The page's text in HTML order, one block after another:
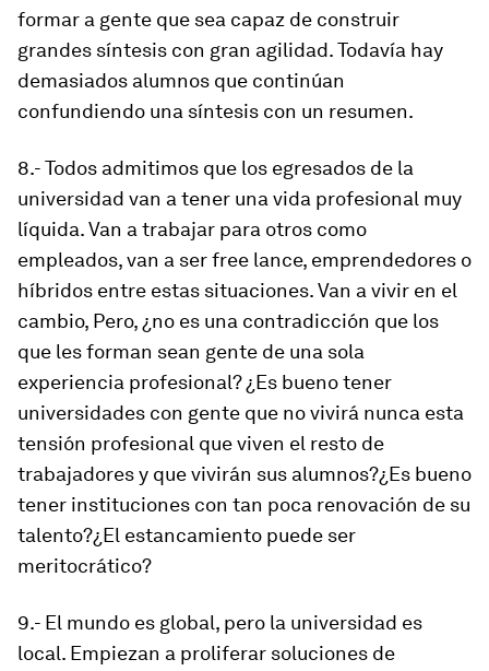
formar a gente que sea capaz de construir
grandes síntesis con gran agilidad. Todavía hay
demasiados alumnos que continúan
confundiendo una síntesis con un resumen.
8.- Todos admitimos que los egresados de la
universidad van a tener una vida profesional muy
líquida. Van a trabajar para otros como
empleados, van a serfree lance, emprendedores o
híbridos entre estas situaciones. Van a vivir en el
cambio, Pero, ¿no es una contradicción que los
que les forman sean gente de una sola
experiencia profesional? ¿Es bueno tener
universidades con gente que no vivirá nunca esta
tensión profesional que viven el resto de
trabajadores y que vivirán sus alumnos?¿Es bueno
tener instituciones con tan poca renovación de su
talento?¿El estancamiento puede ser
meritocrático?
9.- El mundo es global, pero la universidad es
local. Empiezan a proliferar soluciones de